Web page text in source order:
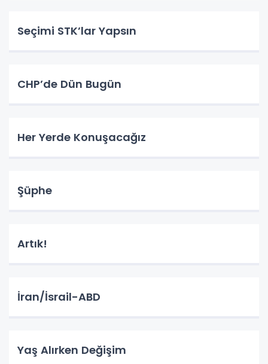
Seçimi STK’lar Yapsın
CHP’de Dün Bugün
Her Yerde Konuşacağız
Şüphe
Artık!
İran/İsrail-ABD
Yaş Alırken Değişim